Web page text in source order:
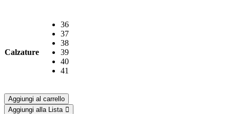
Calzature
36
37
38
39
40
41
Aggiungi al carrello
Aggiungi alla Lista